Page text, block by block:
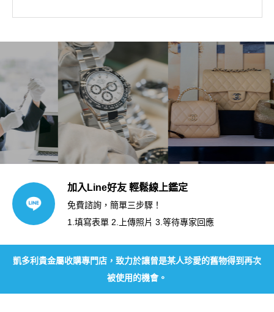
加入Line好友 輕鬆線上鑑定
免費諮詢，簡單三步驟！
1.填寫表單 2.上傳照片 3.等待專家回應
凱多利貴金屬收購專門店，致力於讓曾是某人珍愛的舊物得到再次
被使用的機會。